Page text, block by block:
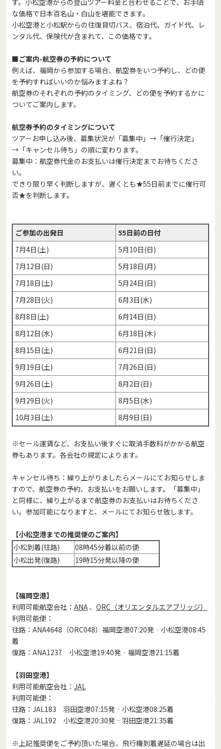
す。小松空港からの登山ツアー料金と合わせることで、お手頃
な価格で日本百名山・白山を堪能できます。
小松空港と小松駅からの往復貸切バス、宿泊代、ガイド代、レ
ンタル代、保険代が含まれて、この価格です。
■ご案内-航空券の予約について
例えば、福岡から参加する場合、航空券をいつ予約し、どの便
を予約すればいいのか悩みますよね？
航空券のそれぞれの予約のタイミング、どの便を予約するかに
ついてご案内します。
航空券予約のタイミングについて
ツアーお申し込み後、募集状況が「募集中」→「催行決定」
→「キャンセル待ち」の順に変わります。
募集中：航空券代金のお支払いは催行決定までお待ちくださ
い。
できり限り早く判断しますが、遅くとも★55日前までに催行可
否★を判断します。
ご参加の出発日
55日前の日付
7月4日(土)
5月10日(日)
7月12日(日)
5月18日(月)
7月18日(土)
5月24日(日)
7月28日(火)
6月3日(水)
8月8日(土)
6月14日(日)
8月12日(水)
6月18日(木)
8月15日(土)
6月21日(日)
9月19日(土)
7月26日(日)
9月26日(土)
8月2日(日)
9月29日(火)
8月5日(水)
10月3日(土)
8月9日(日)
※セール運賃など、お支払い後すぐに取消手数料がかかる航空
券もあります。各会社の規定によります。
キャンセル待ち：繰り上がりましたらメールにてお知らせしま
すので、航空券の予約、お支払いをお願いします。「募集中」
と同様に、繰り上がるまで航空券のお支払いはお待ちくださ
い。参加可能になりますと、メールにてお知らせ致します。
【小松空港までの推奨便のご案内】
小松到着(往路)
08時45分着以前の便
小松出発(復路)
19時15分発以降の便
【福岡空港】
利用可能航空会社： ANA 、 ORC（オリエンタルエアブリッジ）
利用可能便：
往路：ANA4648（ORC048）福岡空港07:20発‐小松空港08:45
着
復路：ANA1237 小松空港19:40発‐福岡空港21:15着
【羽田空港】
利用可能航空会社： JAL
利用可能便：
往路：JAL183 羽田空港07:15発‐小松空港08:25着
復路：JAL192 小松空港20:30発‐羽田空港21:35着
※上記推奨便をご予約頂いた場合、飛行機到着遅延の場合は出